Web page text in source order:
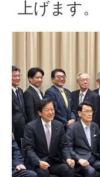
上げます。